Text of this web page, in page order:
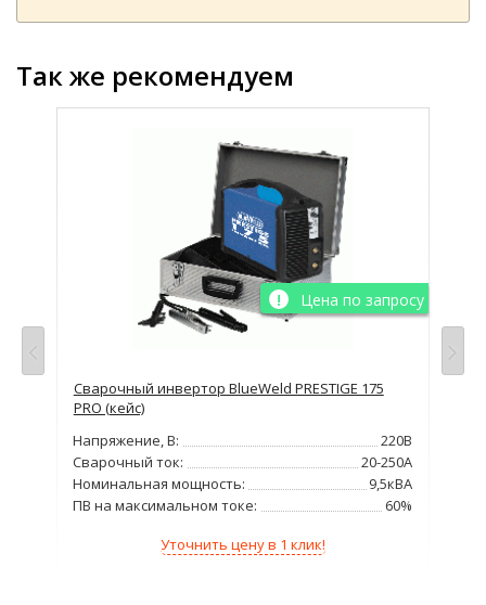
Так же рекомендуем
Цена по запросу
Сварочный инвертор BlueWeld PRESTIGE 175
PRO (кейс)
Напряжение, В:
220В
Сварочный ток:
20-250А
Номинальная мощность:
9,5кВА
ПВ на максимальном токе:
60%
Уточнить цену в 1 клик!